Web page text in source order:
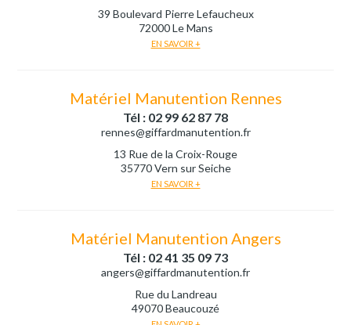
39 Boulevard Pierre Lefaucheux
72000 Le Mans
EN SAVOIR +
Matériel Manutention Rennes
Tél : 02 99 62 87 78
rennes@giffardmanutention.fr
13 Rue de la Croix-Rouge
35770 Vern sur Seiche
EN SAVOIR +
Matériel Manutention Angers
Tél : 02 41 35 09 73
angers@giffardmanutention.fr
Rue du Landreau
49070 Beaucouzé